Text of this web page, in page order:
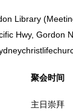
Library
Hwy, Gordon
聚会时间
主日崇拜